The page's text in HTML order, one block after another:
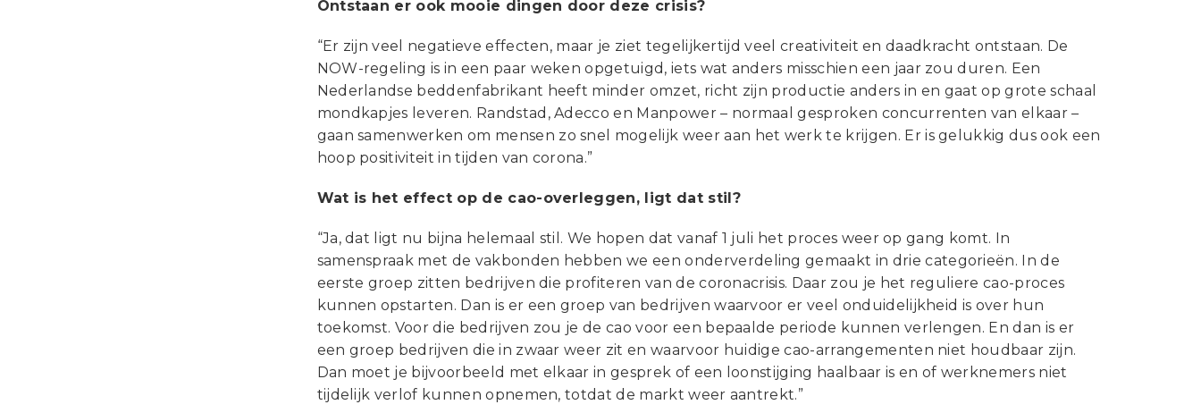
Ontstaan er ook mooie dingen door deze crisis?
“Er zijn veel negatieve effecten, maar je ziet tegelijkertijd veel creativiteit en daadkracht ontstaan. De
NOW-regeling is in een paar weken opgetuigd, iets wat anders misschien een jaar zou duren. Een
Nederlandse beddenfabrikant heeft minder omzet, richt zijn productie anders in en gaat op grote schaal
mondkapjes leveren. Randstad, Adecco en Manpower – normaal gesproken concurrenten van elkaar –
gaan samenwerken om mensen zo snel mogelijk weer aan het werk te krijgen. Er is gelukkig dus ook een
hoop positiviteit in tijden van corona.”
Wat is het effect op de cao-overleggen, ligt dat stil?
“Ja, dat ligt nu bijna helemaal stil. We hopen dat vanaf 1 juli het proces weer op gang komt. In
samenspraak met de vakbonden hebben we een onderverdeling gemaakt in drie categorieën. In de
eerste groep zitten bedrijven die profiteren van de coronacrisis. Daar zou je het reguliere cao-proces
kunnen opstarten. Dan is er een groep van bedrijven waarvoor er veel onduidelijkheid is over hun
toekomst. Voor die bedrijven zou je de cao voor een bepaalde periode kunnen verlengen. En dan is er
een groep bedrijven die in zwaar weer zit en waarvoor huidige cao-arrangementen niet houdbaar zijn.
Dan moet je bijvoorbeeld met elkaar in gesprek of een loonstijging haalbaar is en of werknemers niet
tijdelijk verlof kunnen opnemen, totdat de markt weer aantrekt.”